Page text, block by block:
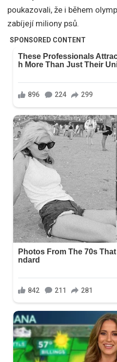
poukazovali, že i během
zabíjejí miliony psů.